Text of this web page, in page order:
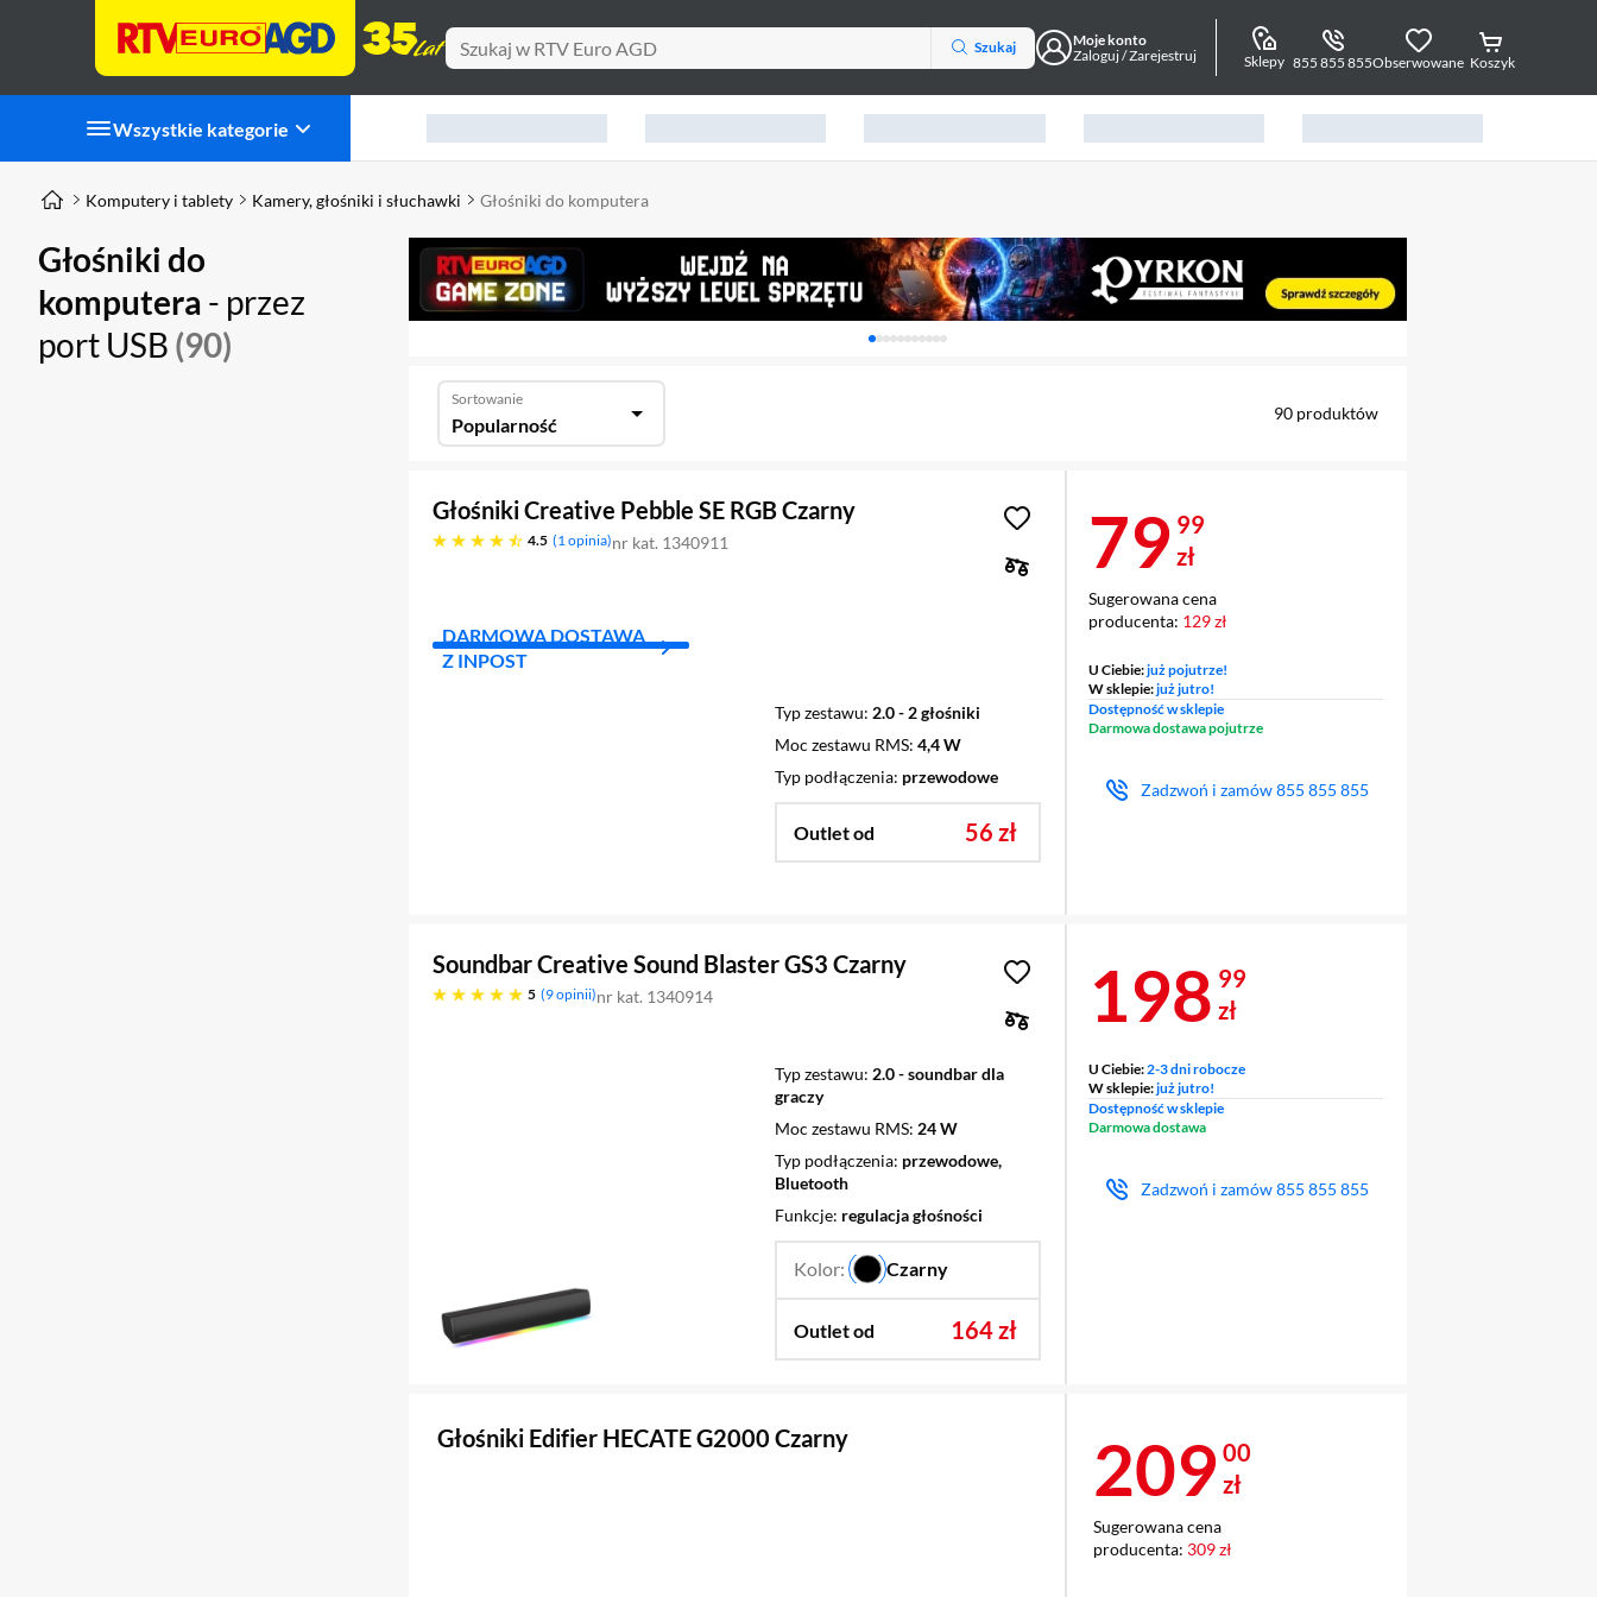
Szukaj
Moje konto
Zaloguj / Zarejestruj
Sklepy 855 855 855Obserwowane Koszyk
Wszystkie kategorie
Karuzela z banerami, aktualny element 1 z 11
Komputery i tablety Kamery, głośniki i słuchawki Głośniki do komputera
Głośniki do
komputera - przez
port USB (90)
Sortowanie
Popularność 90 produktów
Głośniki Creative Pebble SE RGB Czarny
4.5
4.5 gwiazdek 1 opinia nr kat. 1340911
DARMOWA DOSTAWA
Z INPOST
Typ zestawu 2.0 - 2 głośniki
Moc zestawu RMS 4,4 W
Typ podłączenia przewodowe
Outlet od 56 zł
Cena 79,99 zł
79 99
zł
Sugerowana cena
producenta: 129 zł
U Ciebie:już pojutrze!
W sklepie:już jutro!
Dostępność w sklepie
Darmowa dostawa pojutrze
Zadzwoń i zamów855 855 855
Soundbar Creative Sound Blaster GS3 Czarny
5
pięć gwiazdek 9 opinii nr kat. 1340914
Typ zestawu 2.0 - soundbar dla
graczy
Moc zestawu RMS 24 W
Typ podłączenia przewodowe,
Bluetooth
Funkcje regulacja głośności
Kolor: Czarny
Outlet od 164 zł
Cena 198,99 zł
198 99
zł
U Ciebie:2-3 dni robocze
W sklepie:już jutro!
Dostępność w sklepie
Darmowa dostawa
Zadzwoń i zamów855 855 855
Głośniki Edifier HECATE G2000 Czarny Cena 209 zł
209 00
zł
Sugerowana cena
producenta: 309 zł